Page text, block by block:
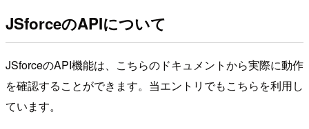
JSforceのAPIについて
JSforceのAPI機能は、こちらのドキュメントから実際に動作
を確認することができます。当エントリでもこちらを利用し
ています。